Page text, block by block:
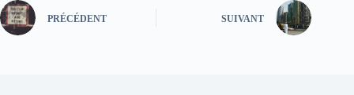
PRÉCÉDENT SUIVANT